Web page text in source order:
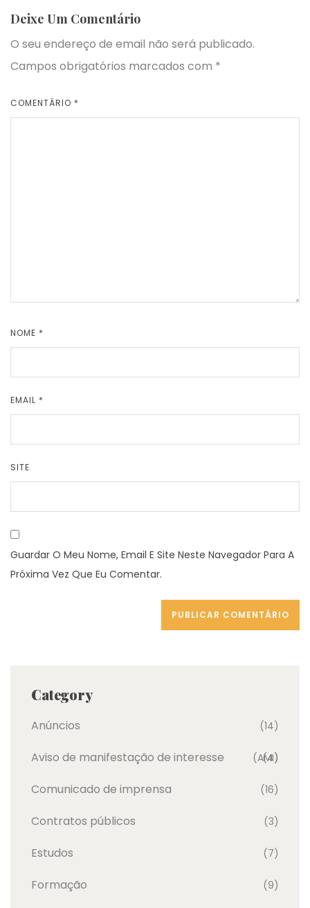
Deixe Um Comentário
O seu endereço de email não será publicado.
Campos obrigatórios marcados com *
COMENTÁRIO *
NOME *
EMAIL *
SITE
Guardar O Meu Nome, Email E Site Neste Navegador Para A
Próxima Vez Que Eu Comentar.
Category
Anúncios (14)
Aviso de manifestação de interesse (AMI)
(4)
Comunicado de imprensa (16)
Contratos públicos (3)
Estudos (7)
Formação (9)